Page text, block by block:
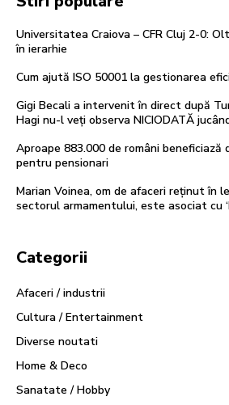
Universitatea Craiova – CFR Cluj 2-0:
în ierarhie
Cum ajută ISO 50001 la gestionarea
Gigi Becali a intervenit în direct după
Hagi nu-l veți observa NICIODATĂ
Aproape 883.000 de români beneficiază
pentru pensionari
Marian Voinea, om de afaceri reținut în
sectorul armamentului, este asociat cu
Categorii
Afaceri / industrii
Cultura / Entertainment
Diverse noutati
Home & Deco
Sanatate / Hobby